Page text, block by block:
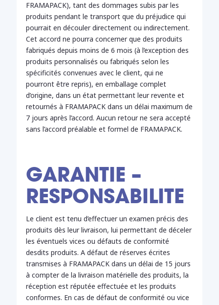
FRAMAPACK), tant des dommages subis par les
produits pendant le transport que du préjudice qui
pourrait en découler directement ou indirectement.
Cet accord ne pourra concerner que des produits
fabriqués depuis moins de 6 mois (à l’exception des
produits personnalisés ou fabriqués selon les
spécificités convenues avec le client, qui ne
pourront être repris), en emballage complet
d’origine, dans un état permettant leur revente et
retournés à FRAMAPACK dans un délai maximum de
7 jours après l’accord. Aucun retour ne sera accepté
sans l’accord préalable et formel de FRAMAPACK.
GARANTIE –
RESPONSABILITE
Le client est tenu d’effectuer un examen précis des
produits dès leur livraison, lui permettant de déceler
les éventuels vices ou défauts de conformité
desdits produits. A défaut de réserves écrites
transmises à FRAMAPACK dans un délai de 15 jours
à compter de la livraison matérielle des produits, la
réception est réputée effectuée et les produits
conformes. En cas de défaut de conformité ou vice